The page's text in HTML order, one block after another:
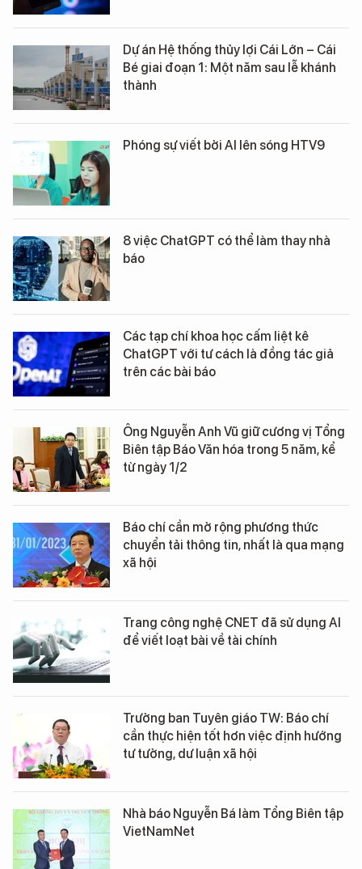
Dự án Hệ thống thủy lợi Cái Lớn – Cái
Bé giai đoạn 1: Một năm sau lễ khánh
thành
Phóng sự viết bởi AI lên sóng HTV9
8 việc ChatGPT có thể làm thay nhà
báo
Các tạp chí khoa học cấm liệt kê
ChatGPT với tư cách là đồng tác giả
trên các bài báo
Ông Nguyễn Anh Vũ giữ cương vị Tổng
Biên tập Báo Văn hóa trong 5 năm, kể
từ ngày 1/2
Báo chí cần mở rộng phương thức
chuyển tải thông tin, nhất là qua mạng
xã hội
Trang công nghệ CNET đã sử dụng AI
để viết loạt bài về tài chính
Trưởng ban Tuyên giáo TW: Báo chí
cần thực hiện tốt hơn việc định hướng
tư tưởng, dư luận xã hội
Nhà báo Nguyễn Bá làm Tổng Biên tập
VietNamNet